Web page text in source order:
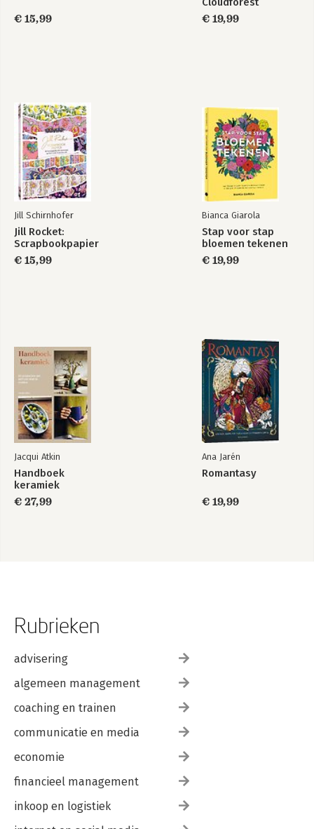
€ 15,99
€ 19,99
Jill Schirnhofer
Jill Rocket:
Scrapbookpapier
€ 15,99
Bianca Giarola
Stap voor stap
bloemen tekenen
€ 19,99
Jacqui Atkin
Handboek
keramiek
€ 27,99
Ana Jarén
Romantasy
€ 19,99
Rubrieken
advisering
algemeen management
coaching en trainen
communicatie en media
economie
financieel management
inkoop en logistiek